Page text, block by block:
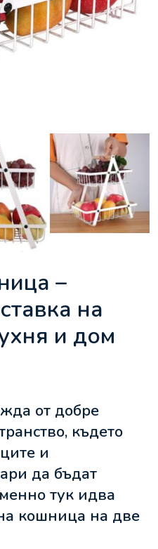
–
на
и дом
от добре
където
и
да бъдат
тук идва
кошница на две